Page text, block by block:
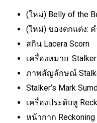
(ใหม่) Belly of the
(ใหม่) ของตกแต่ง:
สกิน Lacera Scorn
เครื่องหมาย:
ภาพสัญลักษณ์
Stalker’s Mark
เครื่องประดับหู
หน้ากาก Reckoning